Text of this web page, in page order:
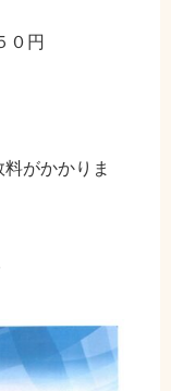
０円
がかかりま